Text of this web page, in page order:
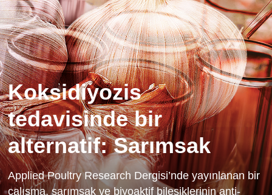
Koksidiyozis
tedavisinde bir
alternatif: Sarımsak
Applied Poultry Research Dergisi’nde yayınlanan bir
çalışma, sarımsak ve biyoaktif bileşiklerinin anti-